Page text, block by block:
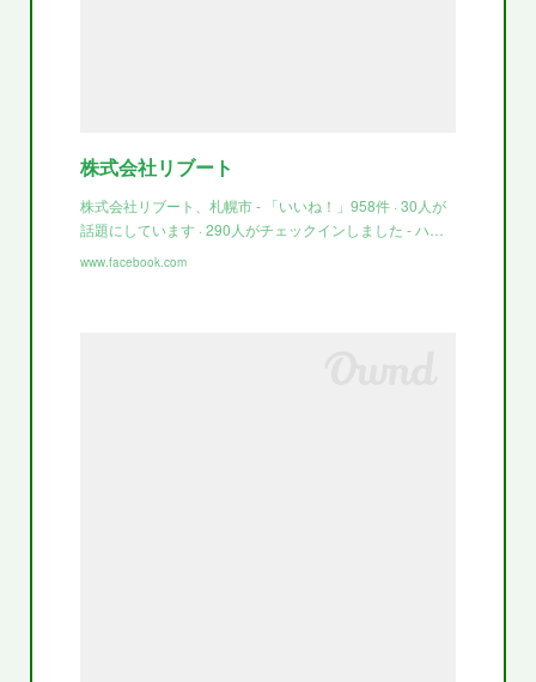
株式会社リブート
株式会社リブート、札幌市 - 「いいね！」958件 · 30人が
話題にしています · 290人がチェックインしました - ハ…
www.facebook.com